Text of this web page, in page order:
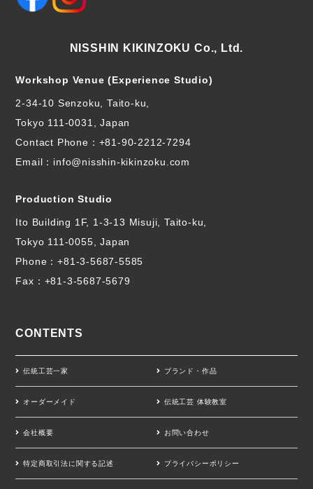
NISSHIN KIKINZOKU Co., Ltd.
Workshop Venue (Experience Studio)
2-34-10 Senzoku, Taito-ku,
Tokyo 111-0031, Japan
Contact Phone： +81-90-2212-7294
Email：info@nisshin-kikinzoku.com
Production Studio
Ito Building 1F, 1-3-13 Misuji, Taito-ku,
Tokyo 111-0055, Japan
Phone：+81-3-5687-5585
Fax：+81-3-5687-5679
CONTENTS
伝統工芸一家 ブランド・作品
オーダーメイド 伝統工芸 体験教室
会社概要 お問い合わせ
特定商取引法に関する記述 プライバシーポリシー